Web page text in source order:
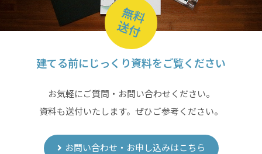
無料
送付
建てる前にじっくり資料をご覧ください
お気軽にご質問・お問い合わせください。
資料も送付いたします。ぜひご参考ください。
お問い合わせ・お申し込みはこちら